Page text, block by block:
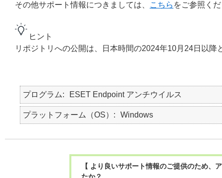
その他サポート情報につきましては、 こちら をご参照く
ヒント
リポジトリへの公開は、日本時間の2024年10月24日以降
プログラム ESET Endpoint アンチウイルス
プラットフォーム（OS） Windows
【 より良いサポート情報のご提供のため